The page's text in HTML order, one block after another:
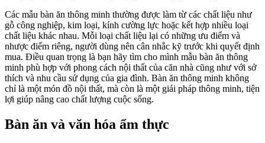
Các mẫu bàn ăn thông minh thường được làm từ các chất liệu như
gỗ công nghiệp, kim loại, kính cường lực hoặc kết hợp nhiều loại
chất liệu khác nhau. Mỗi loại chất liệu lại có những ưu điểm và
nhược điểm riêng, người dùng nên cân nhắc kỹ trước khi quyết định
mua. Điều quan trọng là bạn hãy tìm cho mình mẫu bàn ăn thông
minh phù hợp với phong cách nội thất của căn nhà cũng như với sở
thích và nhu cầu sử dụng của gia đình. Bàn ăn thông minh không
chỉ là một món đồ nội thất, mà còn là một giải pháp thông minh, tiện
lợi giúp nâng cao chất lượng cuộc sống.
Bàn ăn và văn hóa ẩm thực